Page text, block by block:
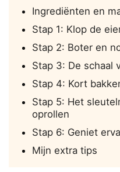
Ingrediënten en
Stap 1: Klop de
Stap 2: Boter en
Stap 3: De schaal
Stap 4: Kort
Stap 5: Het
oprollen
Stap 6: Geniet
Mijn extra tips